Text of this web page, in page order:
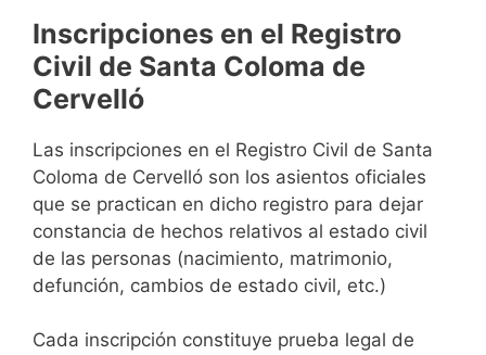
Inscripciones en el Registro
Civil de Santa Coloma de
Cervelló
Las inscripciones en el Registro Civil de Santa
Coloma de Cervelló son los asientos oficiales
que se practican en dicho registro para dejar
constancia de hechos relativos al estado civil
de las personas (nacimiento, matrimonio,
defunción, cambios de estado civil, etc.)
Cada inscripción constituye prueba legal de